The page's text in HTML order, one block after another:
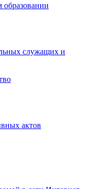
служащих и
актов